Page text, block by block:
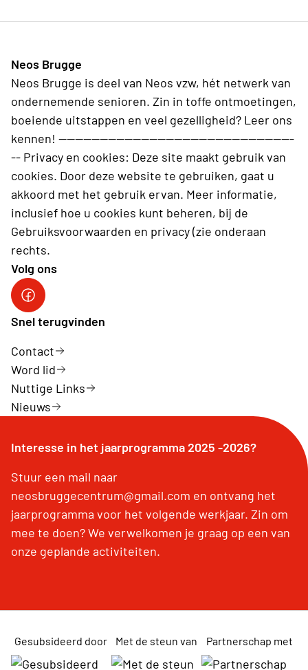
november) ontvangt het clubbestuur de busroute,
inclusief alle praktische info, in de mailbox
Neos Brugge
Neos Brugge is deel van Neos vzw, hét netwerk van
ondernemende senioren. Zin in toffe ontmoetingen,
boeiende uitstappen en veel gezelligheid? Leer ons
kennen! ---------------------------------------------------------
-- Privacy en cookies: Deze site maakt gebruik van
cookies. Door deze website te gebruiken, gaat u
akkoord met het gebruik ervan. Meer informatie,
inclusief hoe u cookies kunt beheren, bij de
Gebruiksvoorwaarden en privacy (zie onderaan
rechts.
Volg ons
Neos Brugge
Snel terugvinden
Contact
Word lid
Nuttige Links
Nieuws
Interesse in het jaarprogramma 2025 -2026?
Stuur een mail naar
neosbruggecentrum@gmail.com en ontvang het
jaarprogramma voor het volgende werkjaar. Zin om
mee te doen? We verwelkomen je graag op een van
onze geplande activiteiten.
Gesubsideerd door Met de steun van Partnerschap met